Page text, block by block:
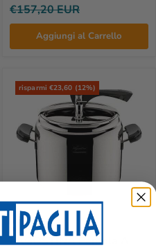
€157,20 EUR
Aggiungi al Carrello
risparmi €23,60 (12%)
LAGOSTINA
LAGOSTINA Pentola A